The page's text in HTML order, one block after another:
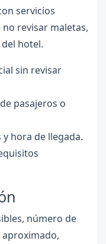
servicios
revisar maletas,
hotel.
sin revisar
pasajeros o
y hora de llegada.
número de